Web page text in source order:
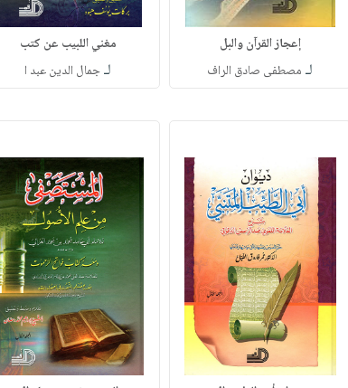
إعجاز القرآن والبل
لـ مصطفى صادق الراف
مغني اللبيب عن كتب
لـجمال الدين عبد ا